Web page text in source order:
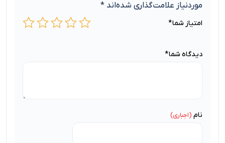
موردنیاز علامت‌گذاری شده‌اند *
امتیاز شما*
دیدگاه شما*
نام